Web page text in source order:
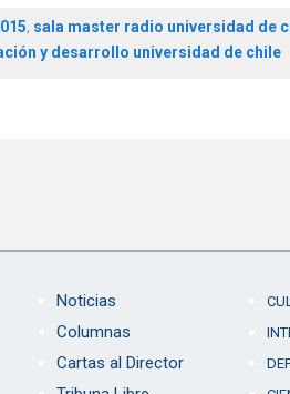
, sala master radio universidad de
y desarrollo universidad de chile
Noticias
Columnas
Cartas al Director